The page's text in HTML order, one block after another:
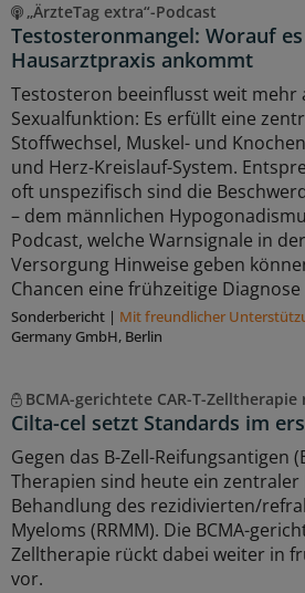
„ÄrzteTag extra“-Podcast
Testosteronmangel: Worauf
Hausarztpraxis ankommt
Testosteron beeinflusst weit mehr
Sexualfunktion: Es erfüllt eine
Stoffwechsel, Muskel- und
und Herz-Kreislauf-System.
oft unspezifisch sind die
– dem männlichen
Podcast, welche Warnsignale in
Versorgung Hinweise geben
Chancen eine frühzeitige
Sonderbericht | Mit freundlicher
Germany GmbH, Berlin
BCMA-gerichtete CAR-T-
Cilta-cel setzt Standards im
Gegen das B-Zell-Reifungsantigen
Therapien sind heute ein
Behandlung des rezidivierten/
Myeloms (RRMM). Die BCMA-
Zelltherapie rückt dabei weiter in
vor.